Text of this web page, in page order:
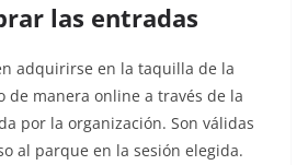
las entradas
adquirirse en la taquilla de la
de manera online a través de la
por la organización. Son válidas
al parque en la sesión elegida.